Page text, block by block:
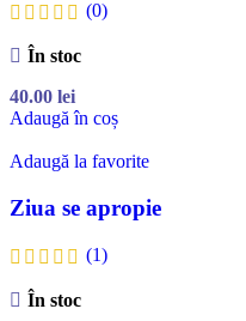
(0)
În stoc
40.00 lei
Adaugă în coș
Adaugă la favorite
Ziua se apropie
(1)
În stoc